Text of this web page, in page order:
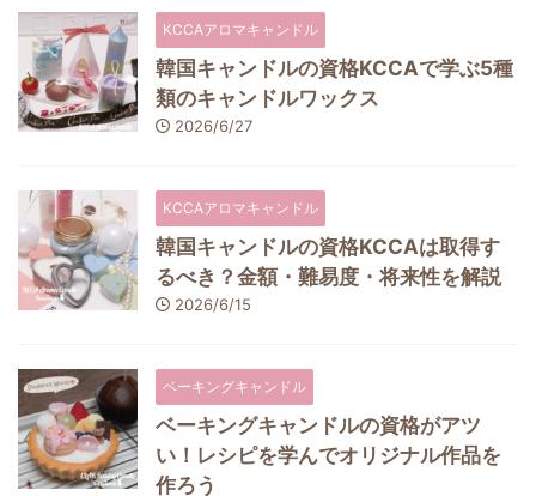
KCCAアロマキャンドル
韓国キャンドルの資格KCCAで学ぶ5種
類のキャンドルワックス
2026/6/27
KCCAアロマキャンドル
韓国キャンドルの資格KCCAは取得す
るべき？金額・難易度・将来性を解説
2026/6/15
ベーキングキャンドル
ベーキングキャンドルの資格がアツ
い！レシピを学んでオリジナル作品を
作ろう